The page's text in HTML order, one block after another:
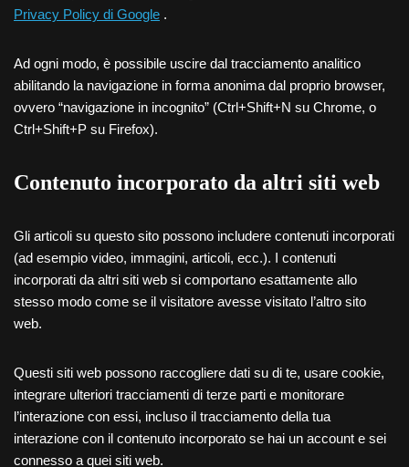
Privacy Policy di Google .
Ad ogni modo, è possibile uscire dal tracciamento analitico
abilitando la navigazione in forma anonima dal proprio browser,
ovvero “navigazione in incognito” (Ctrl+Shift+N su Chrome, o
Ctrl+Shift+P su Firefox).
Contenuto incorporato da altri siti web
Gli articoli su questo sito possono includere contenuti incorporati
(ad esempio video, immagini, articoli, ecc.). I contenuti
incorporati da altri siti web si comportano esattamente allo
stesso modo come se il visitatore avesse visitato l’altro sito
web.
Questi siti web possono raccogliere dati su di te, usare cookie,
integrare ulteriori tracciamenti di terze parti e monitorare
l’interazione con essi, incluso il tracciamento della tua
interazione con il contenuto incorporato se hai un account e sei
connesso a quei siti web.